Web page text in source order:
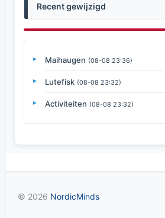
Recent gewijzigd
Maihaugen (08-08 23:36)
Lutefisk (08-08 23:32)
Activiteiten (08-08 23:32)
© 2026 NordicMinds